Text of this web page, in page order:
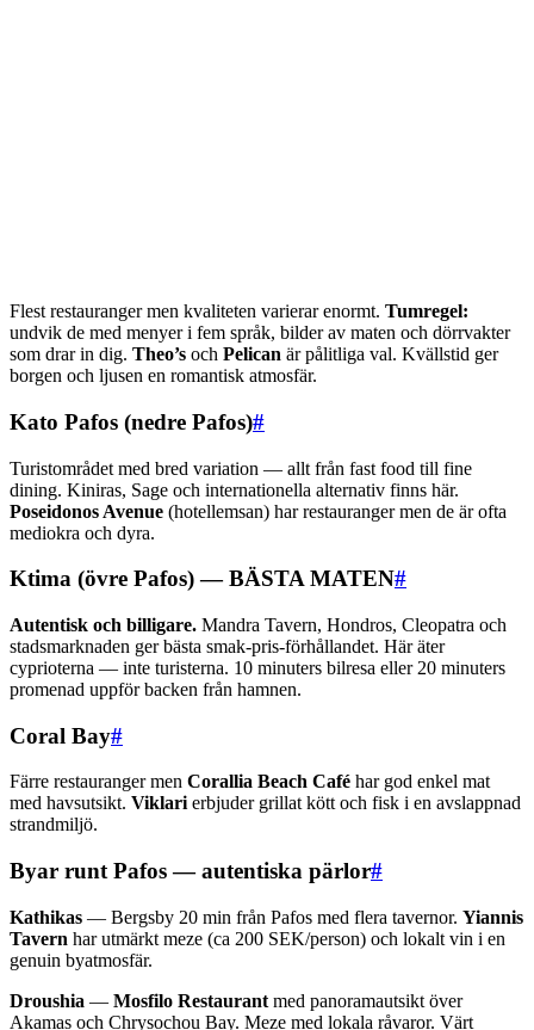
Flest restauranger men kvaliteten varierar enormt. Tumregel:
undvik de med menyer i fem språk, bilder av maten och dörrvakter
som drar in dig. Theo’s och Pelican är pålitliga val. Kvällstid ger
borgen och ljusen en romantisk atmosfär.
Kato Pafos (nedre Pafos)#
Turistområdet med bred variation — allt från fast food till fine
dining. Kiniras, Sage och internationella alternativ finns här.
Poseidonos Avenue (hotellemsan) har restauranger men de är ofta
mediokra och dyra.
Ktima (övre Pafos) — BÄSTA MATEN#
Autentisk och billigare. Mandra Tavern, Hondros, Cleopatra och
stadsmarknaden ger bästa smak-pris-förhållandet. Här äter
cyprioterna — inte turisterna. 10 minuters bilresa eller 20 minuters
promenad uppför backen från hamnen.
Coral Bay#
Färre restauranger men Corallia Beach Café har god enkel mat
med havsutsikt. Viklari erbjuder grillat kött och fisk i en avslappnad
strandmiljö.
Byar runt Pafos — autentiska pärlor#
Kathikas — Bergsby 20 min från Pafos med flera tavernor. Yiannis
Tavern har utmärkt meze (ca 200 SEK/person) och lokalt vin i en
genuin byatmosfär.
Droushia — Mosfilo Restaurant med panoramautsikt över
Akamas och Chrysochou Bay. Meze med lokala råvaror. Värt